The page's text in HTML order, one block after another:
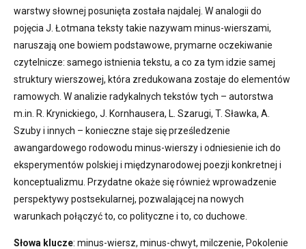
warstwy słownej posunięta została najdalej. W analogii do
pojęcia J. Łotmana teksty takie nazywam minus-wierszami,
naruszają one bowiem podstawowe, prymarne oczekiwanie
czytelnicze: samego istnienia tekstu, a co za tym idzie samej
struktury wierszowej, która zredukowana zostaje do elementów
ramowych. W analizie radykalnych tekstów tych – autorstwa
m.in. R. Krynickiego, J. Kornhausera, L. Szarugi, T. Sławka, A.
Szuby i innych – konieczne staje się prześledzenie
awangardowego rodowodu minus-wierszy i odniesienie ich do
eksperymentów polskiej i międzynarodowej poezji konkretnej i
konceptualizmu. Przydatne okaże się również wprowadzenie
perspektywy postsekularnej, pozwalającej na nowych
warunkach połączyć to, co polityczne i to, co duchowe.
Słowa klucze: minus-wiersz, minus-chwyt, milczenie, Pokolenie